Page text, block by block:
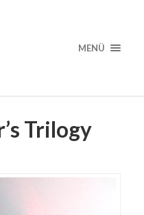
MENÜ
Trilogy